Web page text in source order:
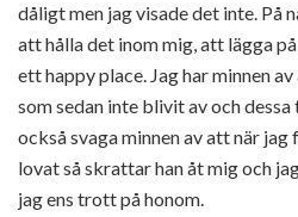
dåligt men jag visade det inte. På
att hålla det inom mig, att lägga
ett happy place. Jag har minnen
som sedan inte blivit av och
också svaga minnen av att när
lovat så skrattar han åt mig och
jag ens trott på honom.